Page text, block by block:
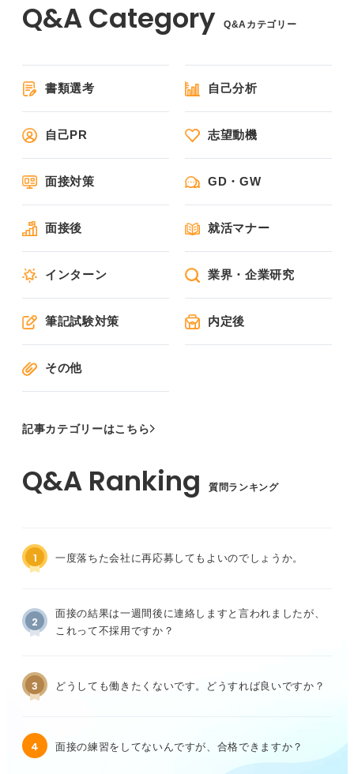
Q&Aカテゴリー
書類選考 自己分析
自己PR 志望動機
面接対策 GD・GW
面接後 就活マナー
インターン 業界・企業研究
筆記試験対策 内定後
その他
記事カテゴリーはこちら
質問ランキング
1 一度落ちた会社に再応募してもよいのでしょうか。
2
面接の結果は一週間後に連絡しますと言われましたが、
これって不採用ですか？
3 どうしても働きたくないです。どうすれば良いですか？
4 面接の練習をしてないんですが、合格できますか？